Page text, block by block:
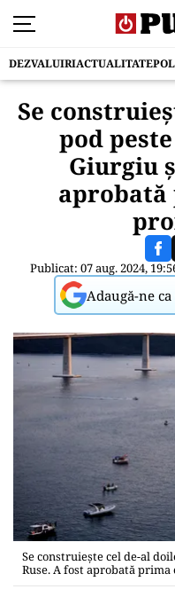
DEZVALUIRIACTUALITATE
Se
pod
Giurgiu
aprobată
Publicat: 07 aug. 2024,
Adaugă-ne
Se construiește cel de-al
Ruse. A fost aprobată